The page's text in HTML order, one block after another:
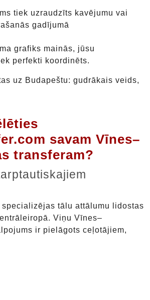
tiek uzraudzīts kavējumu vai
gadījumā
grafiks mainās, jūsu
perfekti koordinēts.
savam Vīnes–
transferam?
specializējas tālu attālumu lidostas
Viņu Vīnes–
ir pielāgots ceļotājiem,